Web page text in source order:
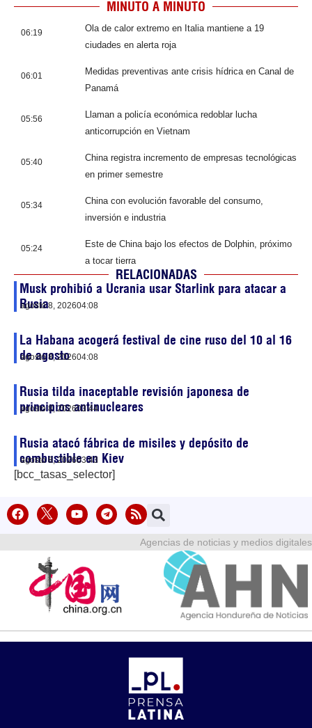
MINUTO A MINUTO
06:19
Ola de calor extremo en Italia mantiene a 19
ciudades en alerta roja
06:01
Medidas preventivas ante crisis hídrica en Canal de
Panamá
05:56
Llaman a policía económica redoblar lucha
anticorrupción en Vietnam
05:40
China registra incremento de empresas tecnológicas
en primer semestre
05:34
China con evolución favorable del consumo,
inversión e industria
05:24
Este de China bajo los efectos de Dolphin, próximo
a tocar tierra
RELACIONADAS
Musk prohibió a Ucrania usar Starlink para atacar a
Rusia
agosto 8, 202604:08
La Habana acogerá festival de cine ruso del 10 al 16
de agosto
agosto 8, 202604:08
Rusia tilda inaceptable revisión japonesa de
principios antinucleares
agosto 8, 202603:44
Rusia atacó fábrica de misiles y depósito de
combustible en Kiev
agosto 8, 202603:43
[bcc_tasas_selector]
Agencias de noticias y medios digitales